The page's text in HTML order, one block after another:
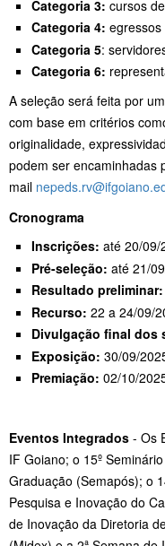
Categoria 3: cursos
Categoria 4:
Categoria 5:
Categoria 6:
A seleção será feita por
com base em critérios
originalidade,
podem ser encaminhadas
mail
Cronograma
Inscrições: até 20/09/
Pré-seleção: até 21/
Resultado preliminar:
Recurso: 22 a 24/09/
Divulgação final dos
Exposição: 30/09/
Premiação: 02/10/
Eventos Integrados - Os
IF Goiano; o 15º
Graduação (Semapós); o
Pesquisa e Inovação do
de Inovação da Diretoria